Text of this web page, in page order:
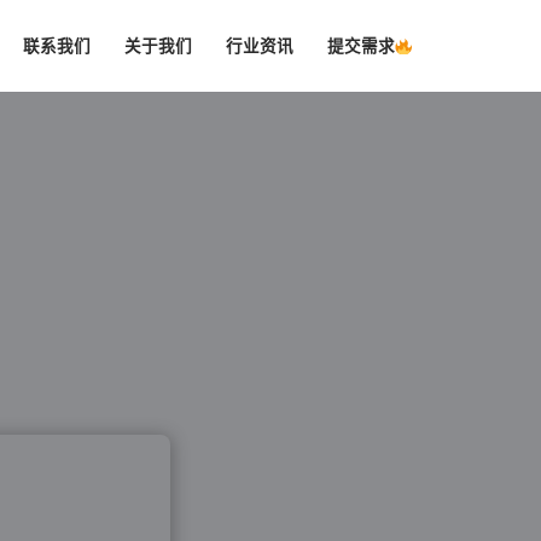
联系我们 关于我们 行业资讯 提交需求